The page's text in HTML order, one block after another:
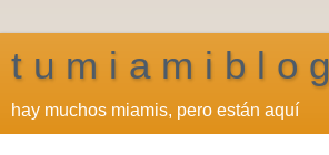
t u m i a m i b l o g
hay muchos miamis, pero están aquí